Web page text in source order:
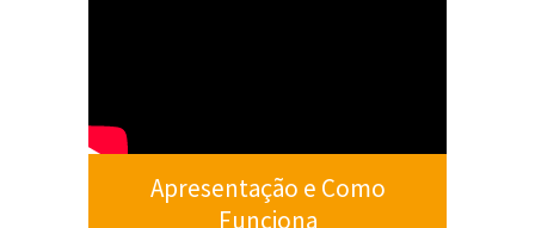
Apresentação e Como
Funciona